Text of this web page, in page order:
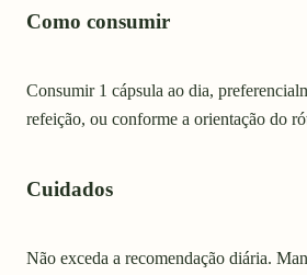
Como consumir
Consumir 1 cápsula ao dia,
refeição, ou conforme a orientação do
Cuidados
Não exceda a recomendação diária.